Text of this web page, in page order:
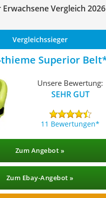
Vergleich 2026
Vergleichssieger
Superior Belt
Unsere Bewertung:
SEHR GUT
11 Bewertungen
Zum Angebot »
Zum Ebay-Angebot »